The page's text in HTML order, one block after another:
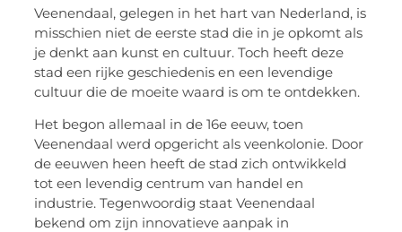
Veenendaal, gelegen in het hart van Nederland, is
misschien niet de eerste stad die in je opkomt als
je denkt aan kunst en cultuur. Toch heeft deze
stad een rijke geschiedenis en een levendige
cultuur die de moeite waard is om te ontdekken.
Het begon allemaal in de 16e eeuw, toen
Veenendaal werd opgericht als veenkolonie. Door
de eeuwen heen heeft de stad zich ontwikkeld
tot een levendig centrum van handel en
industrie. Tegenwoordig staat Veenendaal
bekend om zijn innovatieve aanpak in